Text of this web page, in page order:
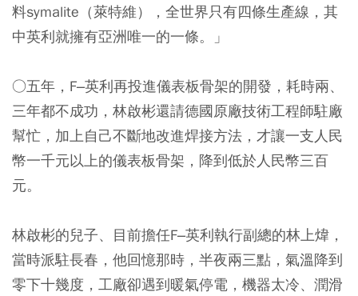
料symalite（萊特維），全世界只有四條生產線，其
中英利就擁有亞洲唯一的一條。」
○五年，F–英利再投進儀表板骨架的開發，耗時兩、
三年都不成功，林啟彬還請德國原廠技術工程師駐廠
幫忙，加上自己不斷地改進焊接方法，才讓一支人民
幣一千元以上的儀表板骨架，降到低於人民幣三百
元。
林啟彬的兒子、目前擔任F–英利執行副總的林上煒，
當時派駐長春，他回憶那時，半夜兩三點，氣溫降到
零下十幾度，工廠卻遇到暖氣停電，機器太冷、潤滑